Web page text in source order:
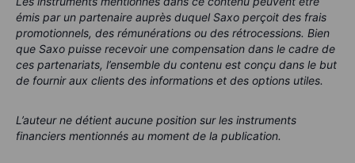
émis par un partenaire auprès duquel Saxo perçoit des frais
promotionnels, des rémunérations ou des rétrocessions. Bien
que Saxo puisse recevoir une compensation dans le cadre de
ces partenariats, l’ensemble du contenu est conçu dans le but
de fournir aux clients des informations et des options utiles.
L’auteur ne détient aucune position sur les instruments
financiers mentionnés au moment de la publication.